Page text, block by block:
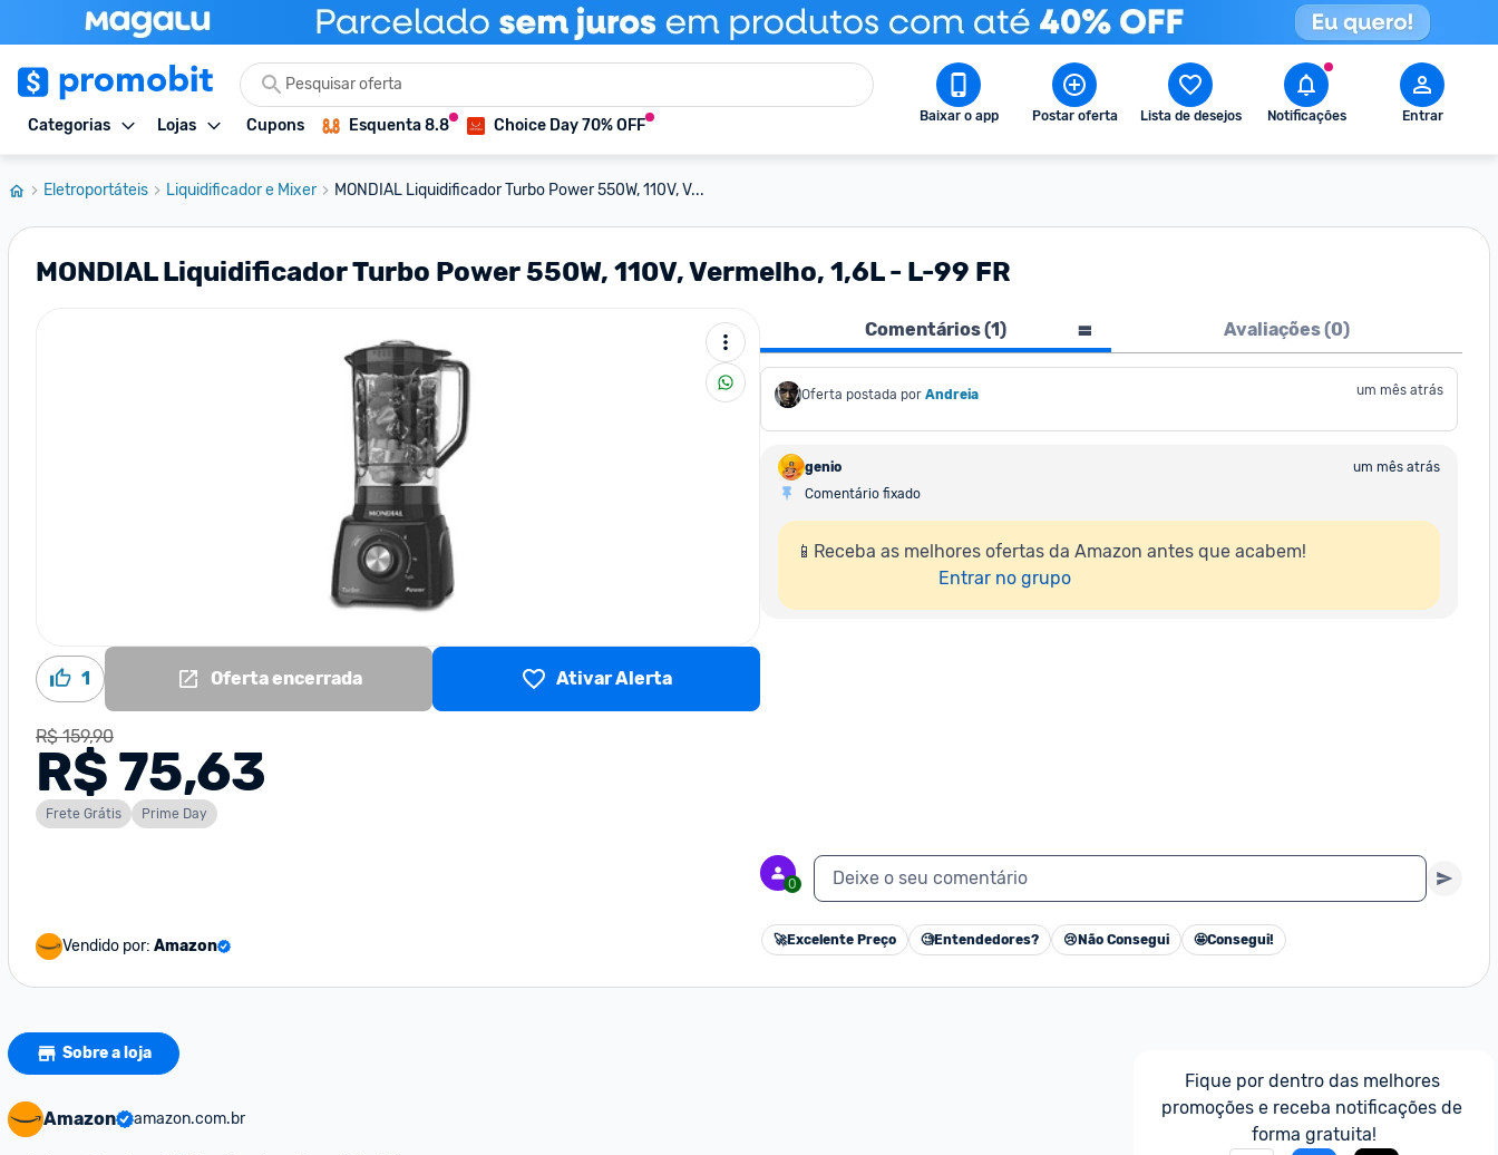
Categorias Lojas Cupons Esquenta 8.8 Choice Day 70% OFF Baixar o app Postar oferta Lista de desejos Notificações Entrar
Eletroportáteis Liquidificador e Mixer MONDIAL Liquidificador Turbo Power 550W, 110V, V...
MONDIAL Liquidificador Turbo Power 550W, 110V, Vermelho, 1,6L - L-99 FR
1 Oferta encerrada Ativar Alerta
R$ 159,90
R$ 75,63
Frete Grátis Prime Day
Vendido por: Amazon
Comentários (1) Avaliações (0)
Oferta postada por Andreia um mês atrás
genio
um mês atrás
Comentário fixado
📱Receba as melhores ofertas da Amazon antes que acabem!
Entrar no grupo
0 Deixe o seu comentário
🚀Excelente Preço 🧐Entendedores? 😢 Não Consegui 🤩Consegui!
Sobre a loja
Amazon amazon.com.br
Fique por dentro das melhores
promoções e receba notificações de
forma gratuita!